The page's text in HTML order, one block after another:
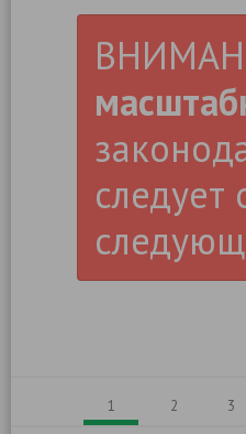
следует
1 2 3